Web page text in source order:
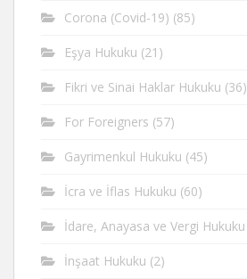
Corona (Covid-19) (85)
Eşya Hukuku (21)
Fikri ve Sinai Haklar Hukuku (36)
For Foreigners (57)
Gayrimenkul Hukuku (45)
İcra ve İflas Hukuku (60)
İdare, Anayasa ve Vergi Hukuku
İnşaat Hukuku (2)